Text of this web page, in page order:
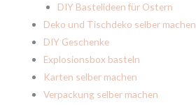
DIY Bastelideen für Ostern
Deko und Tischdeko selber machen
DIY Geschenke
Explosionsbox basteln
Karten selber machen
Verpackung selber machen